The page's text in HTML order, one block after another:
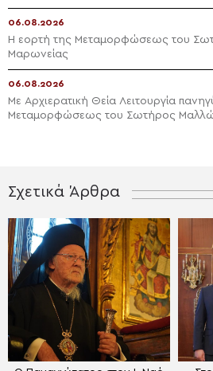
06.08.2026
Η εορτή της Μεταμορφώσεως του
Μαρωνείας
06.08.2026
Με Αρχιερατική Θεία Λειτουργία
Μεταμορφώσεως του Σωτήρος
Σχετικά Άρθρα